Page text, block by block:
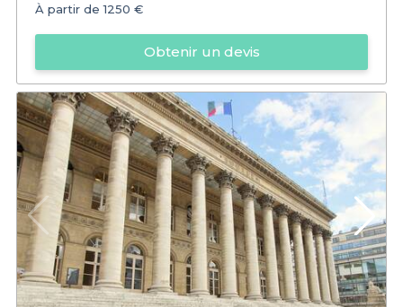
À partir de1250 €
Obtenir un devis